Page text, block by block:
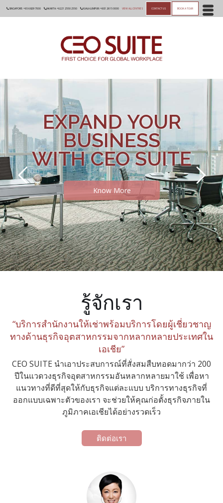
SINGAPORE: +65 6829 7000 JAKARTA: +6221 2550 2550 KUALA LUMPUR: +603 2615 0000 VIEW ALL CENTRES CONTACT US BOOK A TOUR
EXPAND YOUR
BUSINESS
WITH CEO SUITE
Know More
รู้จักเรา
“บริการสำนักงานให้เช่าพร้อมบริการโดยผู้เชี่ยวชาญ
ทางด้านธุรกิจอุตสาหกรรมจากหลากหลายประเทศใน
เอเชีย”
CEO SUITE นำเอาประสบการณ์ที่สั่งสมสืบทอดมากว่า 200
ปีในแวดวงธุรกิจอุตสาหกรรมอันหลากหลายมาใช้ เพื่อหา
แนวทางที่ดีที่สุดให้กับธุรกิจแต่ละแบบ บริการทางธุรกิจที่
ออกแบบเฉพาะตัวของเรา จะช่วยให้คุณก่อตั้งธุรกิจภายใน
ภูมิภาคเอเชียได้อย่างรวดเร็ว
ติดต่อเรา